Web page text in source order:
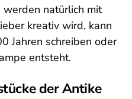
natürlich mit
kreativ wird, kann
Jahren schreiben oder
entsteht.
der Antike